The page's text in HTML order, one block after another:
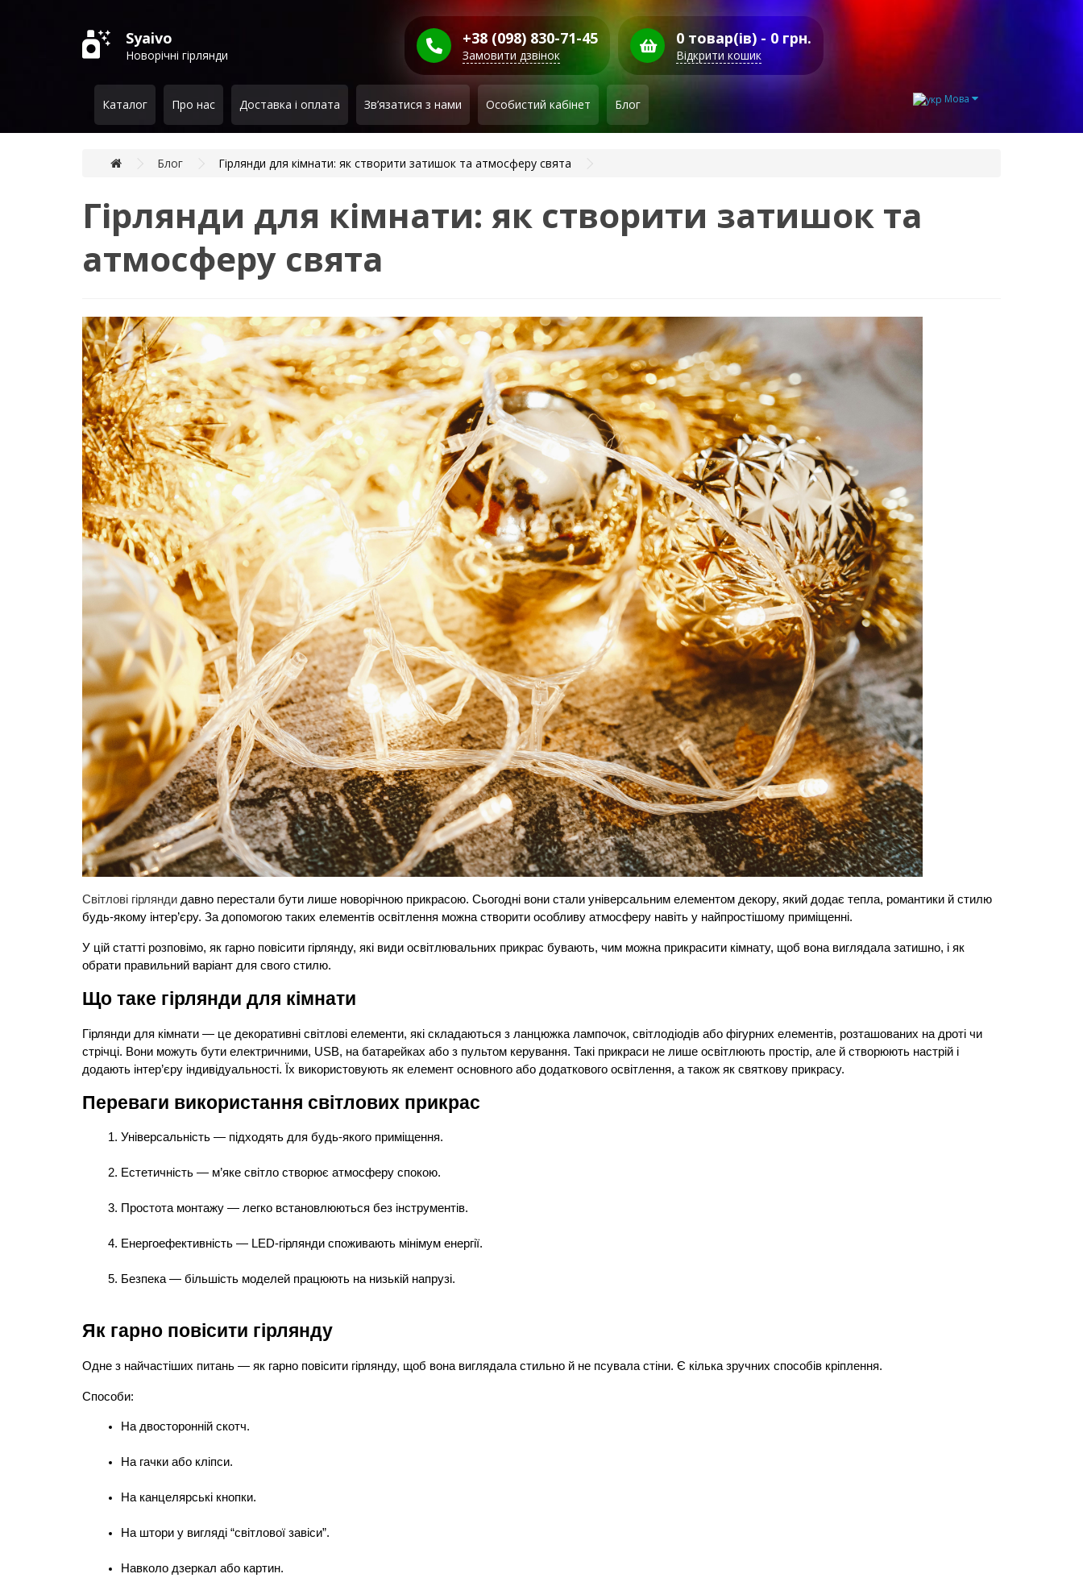
Syaivo
Новорічні гірлянди
+38 (098) 830-71-45
Замовити дзвінок
0 товар(ів) - 0 грн.
Відкрити кошик
Каталог Про нас Доставка і оплата Зв’язатися з нами Особистий кабінет Блог Мова
Блог Гірлянди для кімнати: як створити затишок та атмосферу свята
Гірлянди для кімнати: як створити затишок та
атмосферу свята
Світлові гірлянди давно перестали бути лише новорічною прикрасою. Сьогодні вони стали універсальним елементом декору, який додає тепла, романтики й стилю
будь-якому інтер’єру. За допомогою таких елементів освітлення можна створити особливу атмосферу навіть у найпростішому приміщенні.
У цій статті розповімо, як гарно повісити гірлянду, які види освітлювальних прикрас бувають, чим можна прикрасити кімнату, щоб вона виглядала затишно, і як
обрати правильний варіант для свого стилю.
Що таке гірлянди для кімнати
Гірлянди для кімнати — це декоративні світлові елементи, які складаються з ланцюжка лампочок, світлодіодів або фігурних елементів, розташованих на дроті чи
стрічці. Вони можуть бути електричними, USB, на батарейках або з пультом керування. Такі прикраси не лише освітлюють простір, але й створюють настрій і
додають інтер’єру індивідуальності. Їх використовують як елемент основного або додаткового освітлення, а також як святкову прикрасу.
Переваги використання світлових прикрас
Універсальність — підходять для будь-якого приміщення.
Естетичність — м’яке світло створює атмосферу спокою.
Простота монтажу — легко встановлюються без інструментів.
Енергоефективність — LED-гірлянди споживають мінімум енергії.
Безпека — більшість моделей працюють на низькій напрузі.
Як гарно повісити гірлянду
Одне з найчастіших питань — як гарно повісити гірлянду, щоб вона виглядала стильно й не псувала стіни. Є кілька зручних способів кріплення.
Способи:
На двосторонній скотч.
На гачки або кліпси.
На канцелярські кнопки.
На штори у вигляді “світлової завіси”.
Навколо дзеркал або картин.